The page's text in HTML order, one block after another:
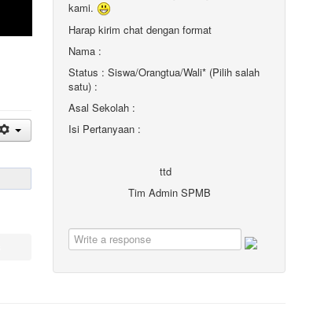
kami.
Harap kirim chat dengan format
Nama :
Status : Siswa/Orangtua/Wali* (Pilih salah
satu) :
Asal Sekolah :
Isi Pertanyaan :
ttd
Tim Admin SPMB